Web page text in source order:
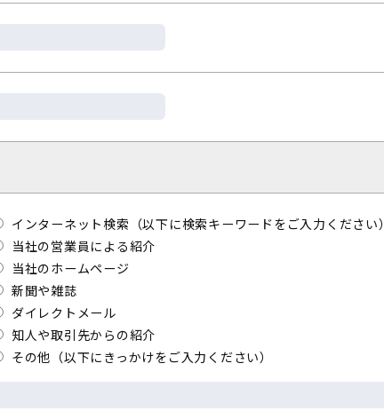
インターネット検索（以下に検索キーワードをご入力ください）
当社の営業員による紹介
当社のホームページ
新聞や雑誌
ダイレクトメール
知人や取引先からの紹介
その他（以下にきっかけをご入力ください）